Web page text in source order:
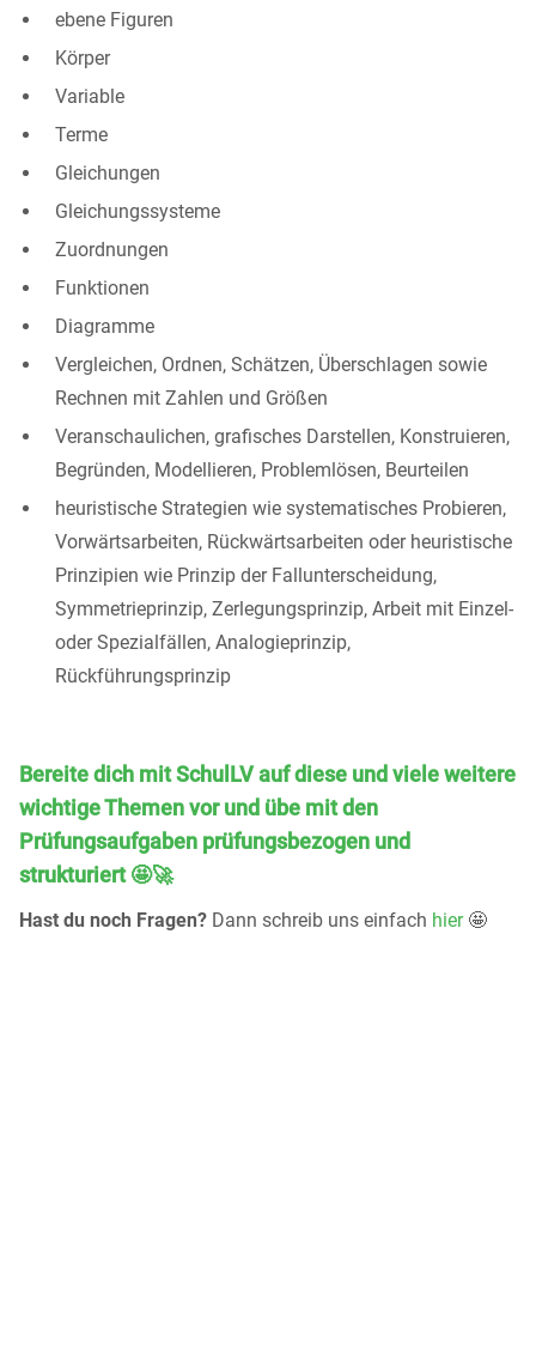
ebene Figuren
Körper
Variable
Terme
Gleichungen
Gleichungssysteme
Zuordnungen
Funktionen
Diagramme
Vergleichen, Ordnen, Schätzen, Überschlagen sowie
Rechnen mit Zahlen und Größen
Veranschaulichen, grafisches Darstellen, Konstruieren,
Begründen, Modellieren, Problemlösen, Beurteilen
heuristische Strategien wie systematisches Probieren,
Vorwärtsarbeiten, Rückwärtsarbeiten oder heuristische
Prinzipien wie Prinzip der Fallunterscheidung,
Symmetrieprinzip, Zerlegungsprinzip, Arbeit mit Einzel-
oder Spezialfällen, Analogieprinzip,
Rückführungsprinzip
Bereite dich mit SchulLV auf diese und viele weitere
wichtige Themen vor und übe mit den
Prüfungsaufgaben prüfungsbezogen und
strukturiert 🤩🚀
Hast du noch Fragen? Dann schreib uns einfach hier 🤩